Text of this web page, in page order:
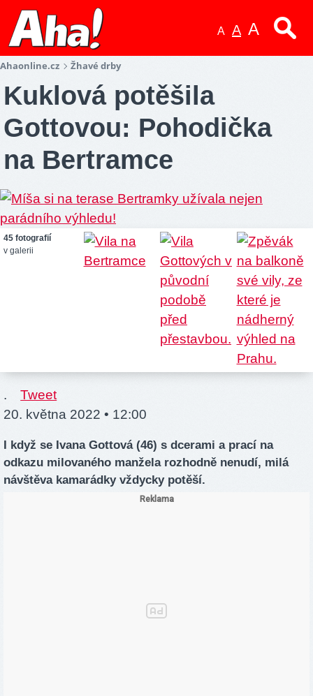
A A A
Ahaonline.cz Žhavé drby
Kuklová potěšila
Gottovou: Pohodička
na Bertramce
45 fotografií
v galerii
.
Tweet
20. května 2022 • 12:00
I když se Ivana Gottová (46) s dcerami a prací na
odkazu milovaného manžela rozhodně nenudí, milá
návštěva kamarádky vždycky potěší.